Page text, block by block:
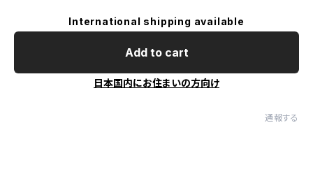
International shipping available
Add to cart
日本国内にお住まいの方向け
通報する